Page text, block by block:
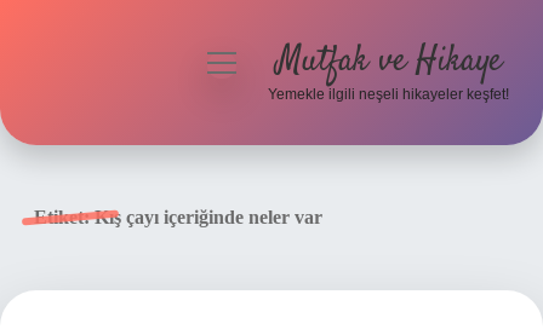
menüyüMutfak ve Hikaye
Yemekle ilgili neşeli hikayeler keşfet!
Etiket:Kış çayı içeriğinde neler var